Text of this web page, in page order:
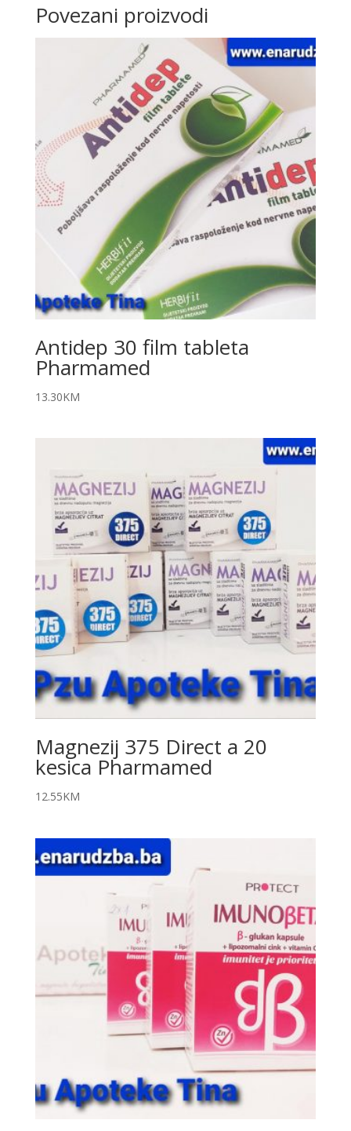
Povezani proizvodi
Antidep 30 film tableta
Pharmamed
13.30KM
Magnezij 375 Direct a 20
kesica Pharmamed
12.55KM